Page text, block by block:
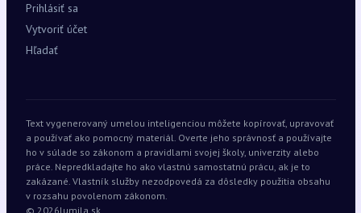
Prihlásiť sa
Vytvoriť účet
Hľadať
Text vygenerovaný umelou inteligenciou môžete kopírovať, upravovať
a používať ako pomocný materiál. Overte jeho správnosť a používajte
ho v súlade so zákonom a pravidlami svojej školy, univerzity alebo
práce. Nepredkladajte ho ako vlastnú samostatnú prácu, ak je to
zakázané. Vlastník služby nezodpovedá za dôsledky použitia obsahu
v rozsahu povolenom zákonom.
© 2026lumila.sk